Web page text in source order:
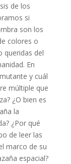
de los
si
son los
colores o
queridas del
En
y cuál
múltiple que
¿O bien es
la
¿Por qué
de leer las
marco de su
espacial?